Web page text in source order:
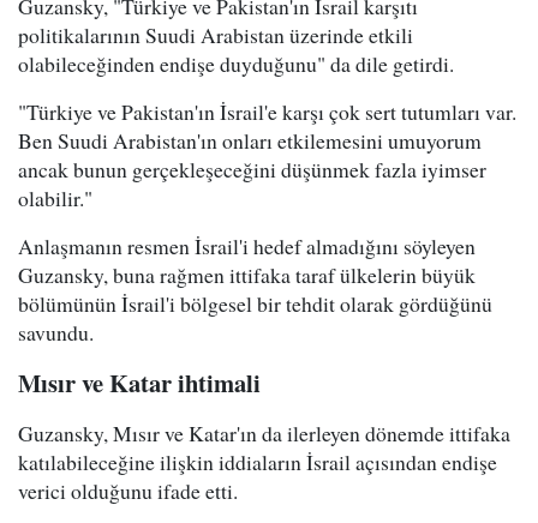
Guzansky, "Türkiye ve Pakistan'ın İsrail karşıtı
politikalarının Suudi Arabistan üzerinde etkili
olabileceğinden endişe duyduğunu" da dile getirdi.
"Türkiye ve Pakistan'ın İsrail'e karşı çok sert tutumları var.
Ben Suudi Arabistan'ın onları etkilemesini umuyorum
ancak bunun gerçekleşeceğini düşünmek fazla iyimser
olabilir."
Anlaşmanın resmen İsrail'i hedef almadığını söyleyen
Guzansky, buna rağmen ittifaka taraf ülkelerin büyük
bölümünün İsrail'i bölgesel bir tehdit olarak gördüğünü
savundu.
Mısır ve Katar ihtimali
Guzansky, Mısır ve Katar'ın da ilerleyen dönemde ittifaka
katılabileceğine ilişkin iddiaların İsrail açısından endişe
verici olduğunu ifade etti.